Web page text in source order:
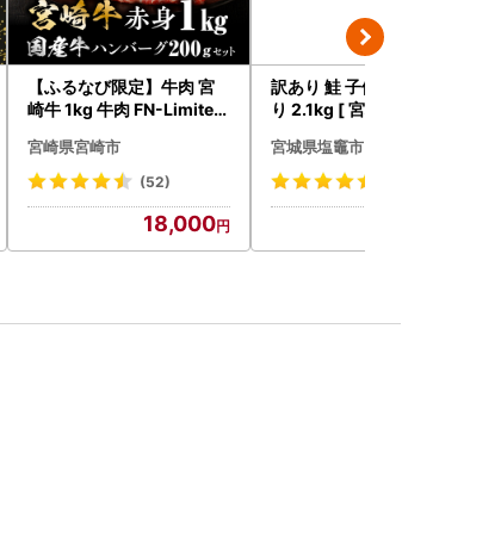
【ふるなび限定】牛肉 宮
崎牛 1kg 牛肉 FN-Limited
宮崎県宮崎市
(52)
18,000
訳あり 鮭 子供も安心 骨取
り 2.1kg [ 宮城県 塩竈市 ]
宮城県塩竈市